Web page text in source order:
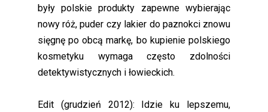
były polskie produkty zapewne wybierając
nowy róż, puder czy lakier do paznokci znowu
sięgnę po obcą markę, bo kupienie polskiego
kosmetyku wymaga często zdolności
detektywistycznych i łowieckich.
Edit (grudzień 2012): Idzie ku lepszemu,